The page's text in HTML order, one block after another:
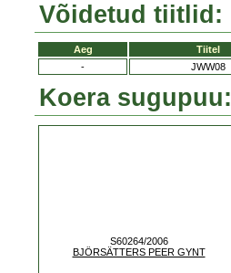
Võidetud tiitlid:
Aeg Tiitel
-
JWW08
Koera sugupuu:
S60264/2006
BJÖRSÄTTERS PEER GYNT